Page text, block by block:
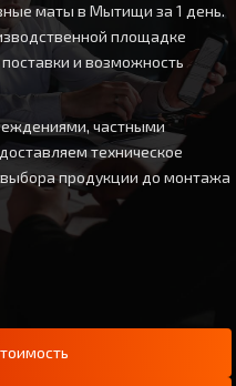
маты в Мытищи за 1 день.
площадке
и возможность
частными
техническое
продукции до монтажа